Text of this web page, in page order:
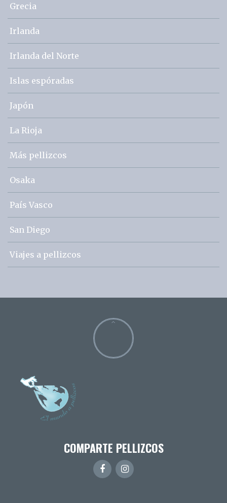
Grecia
Irlanda
Irlanda del Norte
Islas espóradas
Japón
La Rioja
Más pellizcos
Osaka
País Vasco
San Diego
Viajes a pellizcos
COMPARTE PELLIZCOS